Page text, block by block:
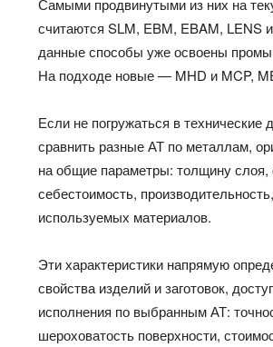
считаются SLM, EBM, EBAM, LENS
данные способы уже освоены
На подходе новые — MHD и MCP,
Если не погружаться в технические
сравнить разные АТ по металлам,
на общие параметры: толщину
себестоимость,
используемых материалов.
Эти характеристики напрямую
свойства изделий и заготовок,
исполнения по выбранным АТ:
шероховатость поверхности,